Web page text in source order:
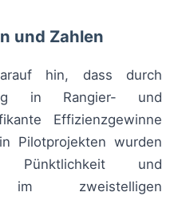
und Zahlen
hin, dass durch
in Rangier- und
Effizienzgewinne
Pilotprojekten wurden
Pünktlichkeit und
im zweistelligen